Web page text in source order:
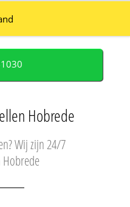
Hobrede
Wij zijn 24/7